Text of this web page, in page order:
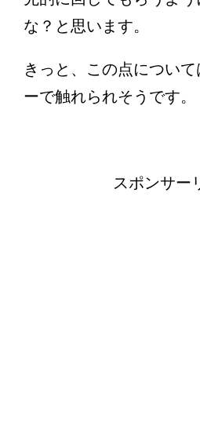
な？と思います。
きっと、この点につい
ーで触れられそうです。
スポンサー